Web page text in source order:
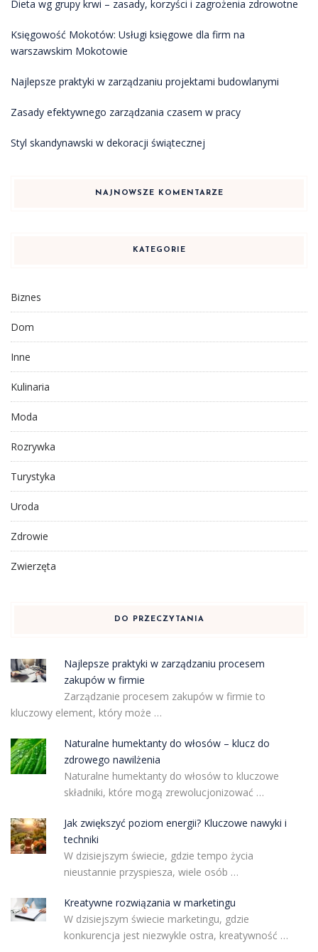
Dieta wg grupy krwi – zasady, korzyści i zagrożenia zdrowotne
Księgowość Mokotów: Usługi księgowe dla firm na
warszawskim Mokotowie
Najlepsze praktyki w zarządzaniu projektami budowlanymi
Zasady efektywnego zarządzania czasem w pracy
Styl skandynawski w dekoracji świątecznej
NAJNOWSZE KOMENTARZE
KATEGORIE
Biznes
Dom
Inne
Kulinaria
Moda
Rozrywka
Turystyka
Uroda
Zdrowie
Zwierzęta
DO PRZECZYTANIA
Najlepsze praktyki w zarządzaniu procesem
zakupów w firmie
Zarządzanie procesem zakupów w firmie to
kluczowy element, który może …
Naturalne humektanty do włosów – klucz do
zdrowego nawilżenia
Naturalne humektanty do włosów to kluczowe
składniki, które mogą zrewolucjonizować …
Jak zwiększyć poziom energii? Kluczowe nawyki i
techniki
W dzisiejszym świecie, gdzie tempo życia
nieustannie przyspiesza, wiele osób …
Kreatywne rozwiązania w marketingu
W dzisiejszym świecie marketingu, gdzie
konkurencja jest niezwykle ostra, kreatywność …